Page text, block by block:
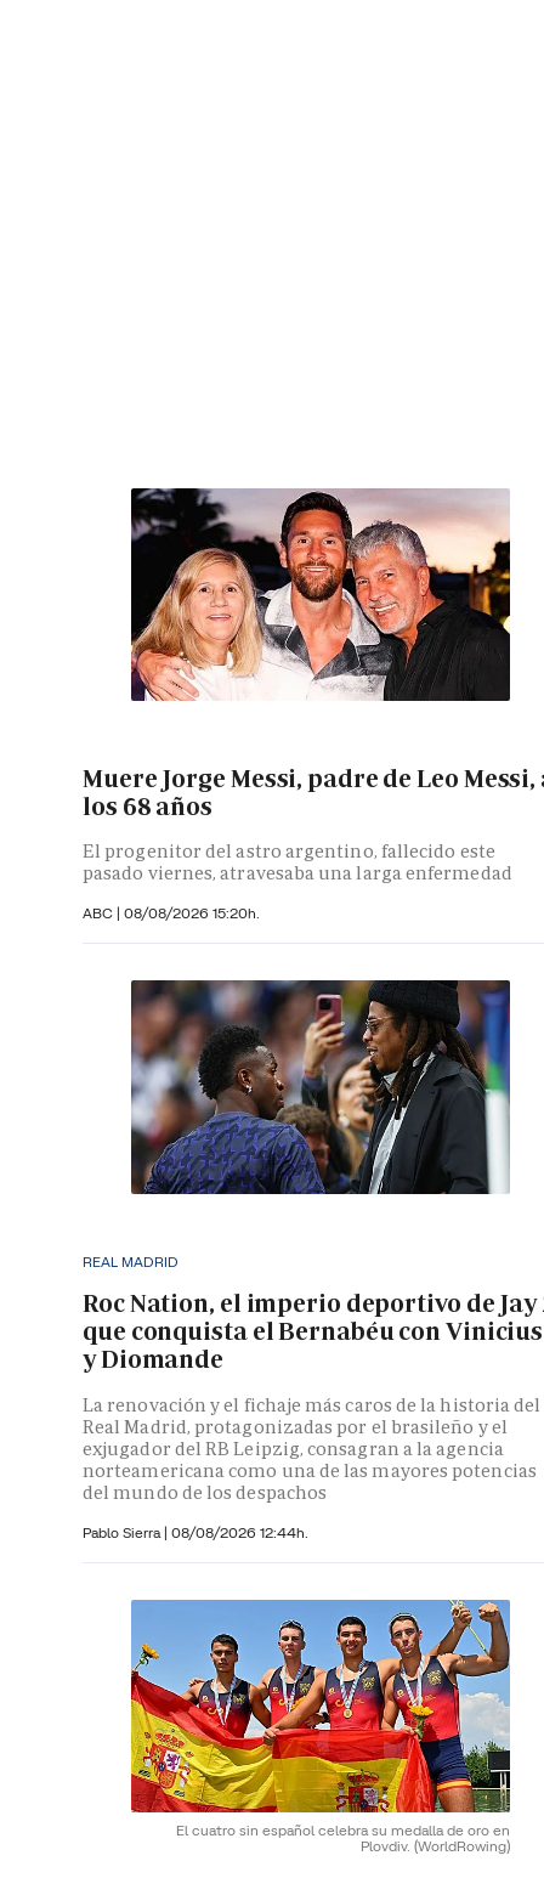
Muere Jorge Messi, padre de Leo Messi,
los 68 años
El progenitor del astro argentino, fallecido este
pasado viernes, atravesaba una larga enfermedad
ABC | 08/08/2026 15:20h.
REAL MADRID
Roc Nation, el imperio deportivo de Jay
que conquista el Bernabéu con Vinicius
y Diomande
La renovación y el fichaje más caros de la historia del
Real Madrid, protagonizadas por el brasileño y el
exjugador del RB Leipzig, consagran a la agencia
norteamericana como una de las mayores potencias
del mundo de los despachos
Pablo Sierra | 08/08/2026 12:44h.
El cuatro sin español celebra su medalla de oro en
Plovdiv. (WorldRowing)